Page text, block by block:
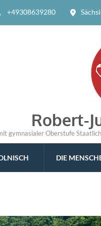
+49308639280
Robert-
gymnasialer Oberstufe
DIE